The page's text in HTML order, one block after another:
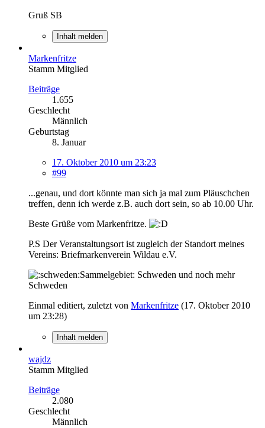
Gruß SB
Inhalt melden
Markenfritze
Stamm Mitglied
Beiträge
1.655
Geschlecht
Männlich
Geburtstag
8. Januar
17. Oktober 2010 um 23:23
#99
...genau, und dort könnte man sich ja mal zum Pläuschchen
treffen, denn ich werde z.B. auch dort sein, so ab 10.00 Uhr.
Beste Grüße vom Markenfritze.
P.S Der Veranstaltungsort ist zugleich der Standort meines
Vereins: Briefmarkenverein Wildau e.V.
Sammelgebiet: Schweden und noch mehr
Schweden
Einmal editiert, zuletzt von Markenfritze (17. Oktober 2010
um 23:28)
Inhalt melden
wajdz
Stamm Mitglied
Beiträge
2.080
Geschlecht
Männlich